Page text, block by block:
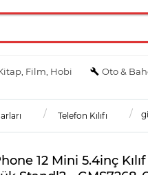
Film, Hobi Oto &
Telefon Kılıfı
12 Mini 5.4inç